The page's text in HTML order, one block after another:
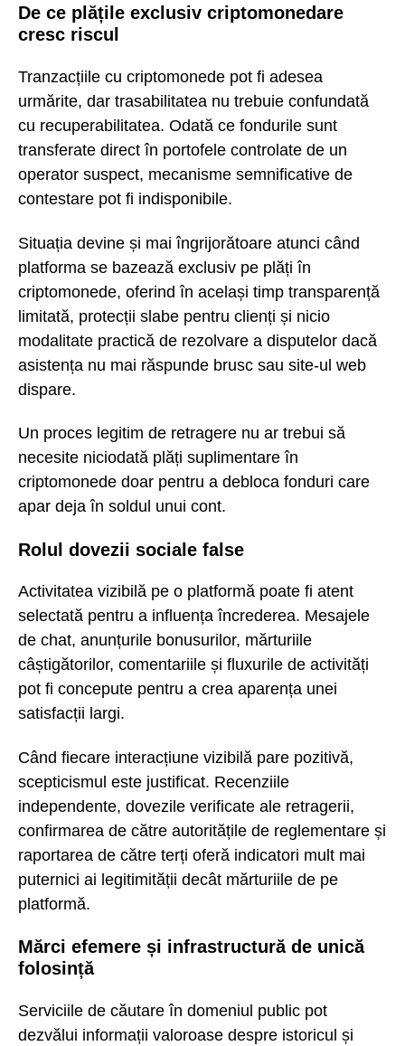
De ce plățile exclusiv criptomonedare
cresc riscul
Tranzacțiile cu criptomonede pot fi adesea
urmărite, dar trasabilitatea nu trebuie confundată
cu recuperabilitatea. Odată ce fondurile sunt
transferate direct în portofele controlate de un
operator suspect, mecanisme semnificative de
contestare pot fi indisponibile.
Situația devine și mai îngrijorătoare atunci când
platforma se bazează exclusiv pe plăți în
criptomonede, oferind în același timp transparență
limitată, protecții slabe pentru clienți și nicio
modalitate practică de rezolvare a disputelor dacă
asistența nu mai răspunde brusc sau site-ul web
dispare.
Un proces legitim de retragere nu ar trebui să
necesite niciodată plăți suplimentare în
criptomonede doar pentru a debloca fonduri care
apar deja în soldul unui cont.
Rolul dovezii sociale false
Activitatea vizibilă pe o platformă poate fi atent
selectată pentru a influența încrederea. Mesajele
de chat, anunțurile bonusurilor, mărturiile
câștigătorilor, comentariile și fluxurile de activități
pot fi concepute pentru a crea aparența unei
satisfacții largi.
Când fiecare interacțiune vizibilă pare pozitivă,
scepticismul este justificat. Recenziile
independente, dovezile verificate ale retragerii,
confirmarea de către autoritățile de reglementare și
raportarea de către terți oferă indicatori mult mai
puternici ai legitimității decât mărturiile de pe
platformă.
Mărci efemere și infrastructură de unică
folosință
Serviciile de căutare în domeniul public pot
dezvălui informații valoroase despre istoricul și